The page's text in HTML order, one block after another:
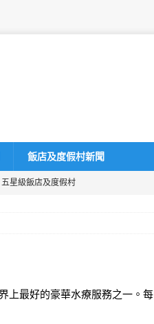
飯店及度假村新聞
五星級飯店及度假村
，力求獲得五星評級 五星級飯店及
上最好的豪華水療服務之一。每